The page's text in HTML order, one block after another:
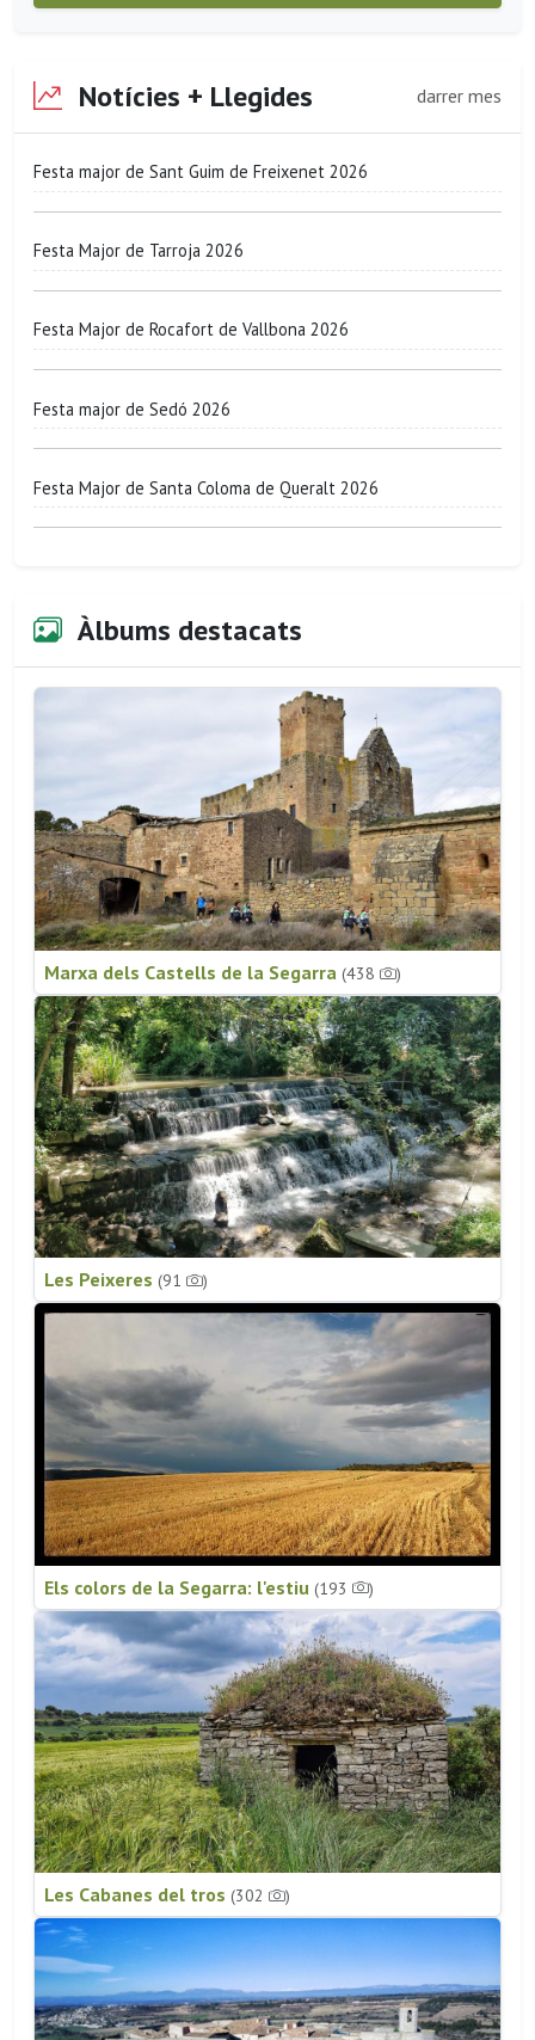
Notícies + Llegides darrer mes
Festa major de Sant Guim de Freixenet 2026
Festa Major de Tarroja 2026
Festa Major de Rocafort de Vallbona 2026
Festa major de Sedó 2026
Festa Major de Santa Coloma de Queralt 2026
Àlbums destacats
Marxa dels Castells de la Segarra (438 )
Les Peixeres (91 )
Els colors de la Segarra: l'estiu (193 )
Les Cabanes del tros (302 )